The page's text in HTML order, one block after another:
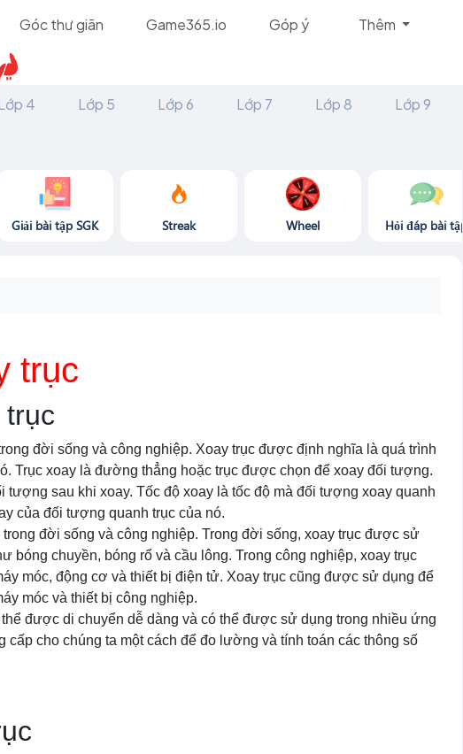
Góc thư giãn Game365.io Góp ý Thêm
4 Lớp 5 Lớp 6 Lớp 7 Lớp 8 Lớp 9
Giải bài tập SGK Streak Wheel Hỏi đáp bài tập
trục
đời sống và công nghiệp. Xoay trục được định nghĩa là quá trình
Trục xoay là đường thẳng hoặc trục được chọn để xoay đối tượng.
tượng sau khi xoay. Tốc độ xoay là tốc độ mà đối tượng xoay quanh
của đối tượng quanh trục của nó.
đời sống và công nghiệp. Trong đời sống, xoay trục được sử
bóng chuyền, bóng rổ và cầu lông. Trong công nghiệp, xoay trục
móc, động cơ và thiết bị điện tử. Xoay trục cũng được sử dụng để
móc và thiết bị công nghiệp.
được di chuyển dễ dàng và có thể được sử dụng trong nhiều ứng
cấp cho chúng ta một cách để đo lường và tính toán các thông số